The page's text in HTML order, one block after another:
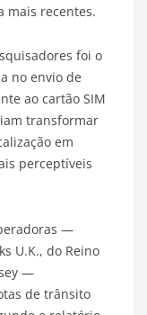
mais recentes.
foi o
no envio de
ao cartão SIM
transformar
em
perceptíveis
—
U.K., do Reino
—
de trânsito